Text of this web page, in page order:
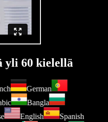
yli 60 kielellä
German
Bangla
English
Spanish